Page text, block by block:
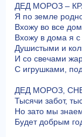
ДЕД МОРОЗ –
Я по земле
Вхожу во все
Вхожу в дома я с
Душистыми и
И со свечами
С игрушками,
ДЕД МОРОЗ,
Тысячи забот,
Но зато мы
Будет добрым